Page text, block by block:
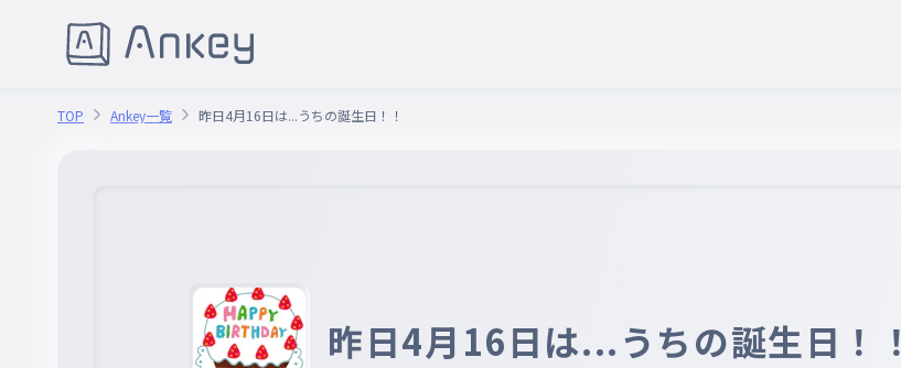
TOP Ankey一覧 昨日4月16日は...うちの誕生日！！
昨日4月16日は...うちの誕生日！！